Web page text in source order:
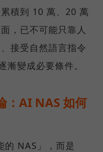
積到 10 萬、20 萬
，已不可能只靠人
接受自然語言指令
變成必要條件。
：AI NAS 如何
NAS」，而是